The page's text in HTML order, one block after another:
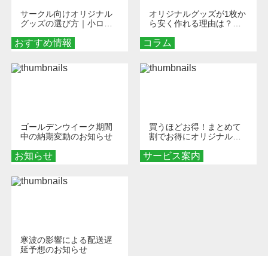
おすすめ情報
サークル向けオリジナル
グッズの選び方｜小ロッ
める秘訣
コラム
オリジナルグッズが1枚か
ら安く作れる理由は？オ
とメリットを解説
お知らせ
ゴールデンウイーク期間
中の納期変動のお知らせ
サービス案内
買うほどお得！まとめて
割でお得にオリジナルグ
寒波の影響による配送遅
延予想のお知らせ